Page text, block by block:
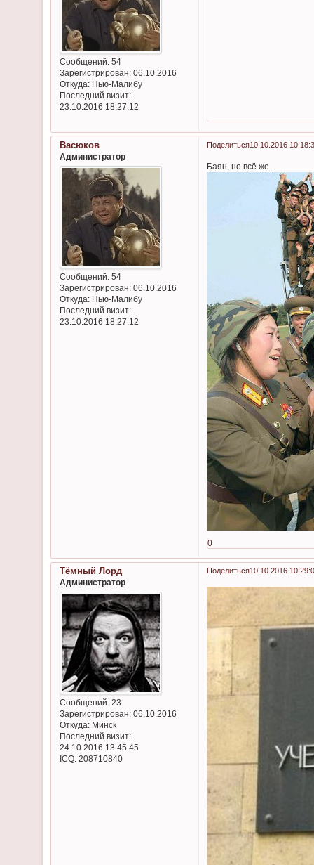
Сообщений:54
Зарегистрирован: 06.10.2016
Откуда:Нью-Малибу
Последний визит:
23.10.2016 18:27:12
Поделиться10.10.2016
Васюков
Администратор
Сообщений:54
Зарегистрирован: 06.10.2016
Откуда:Нью-Малибу
Последний визит:
23.10.2016 18:27:12
Баян, но всё же.
0
Поделиться10.10.2016
Тёмный Лорд
Администратор
Сообщений:23
Зарегистрирован: 06.10.2016
Откуда:Минск
Последний визит:
24.10.2016 13:45:45
ICQ:208710840